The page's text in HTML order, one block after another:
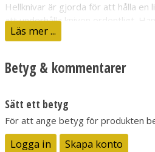
Hellknivar är gjorda för att hålla en
att underhålla kniven ordentligt.
ordentligt om det blir blött, samt
Knivslidan ska impregneras med
blir blöt ska den torka i
Traditionell samisk kniv
Storlek klassas möjligen som
Fungerar som ett utmärkt
Läs mer ...
Betyg & kommentarer
Sätt ett betyg
För att ange betyg för produkten
Logga in Skapa konto